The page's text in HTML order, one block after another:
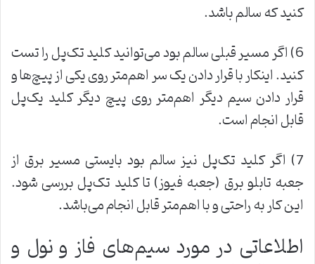
کنید که سالم باشد.
6) اگر مسیر قبلی سالم بود می‌توانید کلید تک‌پل را تست
کنید. اینکار با قرار دادن یک سر اهم‌متر روی یکی از پیچ‌ها و
قرار دادن سیم دیگر اهم‌متر روی پیچ دیگر کلید یک‌پل
قابل انجام است.
7) اگر کلید تک‌پل نیز سالم بود بایستی مسیر برق از
جعبه تابلو برق (جعبه فیوز) تا کلید تک‌پل بررسی شود.
این کار به راحتی و با اهم‌متر قابل انجام می‌باشد.
اطلاعاتی در مورد سیم‌های فاز و نول و